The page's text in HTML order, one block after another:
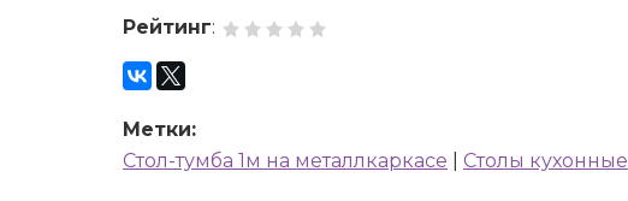
Рейтинг:
Метки:
Стол-тумба 1м на металлкаркасе
Столы кухонные